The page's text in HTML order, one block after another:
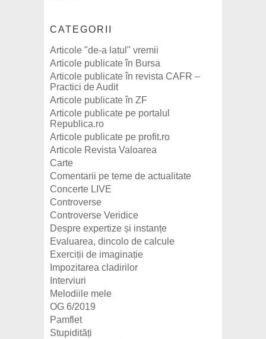
CATEGORII
Articole "de-a latul" vremii
Articole publicate în Bursa
Articole publicate în revista CAFR –
Practici de Audit
Articole publicate în ZF
Articole publicate pe portalul
Republica.ro
Articole publicate pe profit.ro
Articole Revista Valoarea
Carte
Comentarii pe teme de actualitate
Concerte LIVE
Controverse
Controverse Veridice
Despre expertize și instanțe
Evaluarea, dincolo de calcule
Exerciții de imaginație
Impozitarea cladirilor
Interviuri
Melodiile mele
OG 6/2019
Pamflet
Stupidități